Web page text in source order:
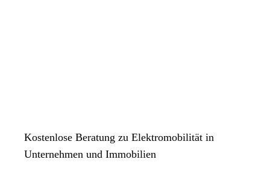
Kostenlose Beratung zu Elektromobilität in
Unternehmen und Immobilien